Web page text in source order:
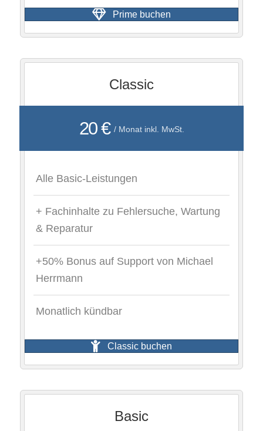
Prime buchen
Classic
20 € / Monat inkl. MwSt.
Alle Basic-Leistungen
+ Fachinhalte zu Fehlersuche, Wartung
& Reparatur
+50% Bonus auf Support von Michael
Herrmann
Monatlich kündbar
Classic buchen
Basic